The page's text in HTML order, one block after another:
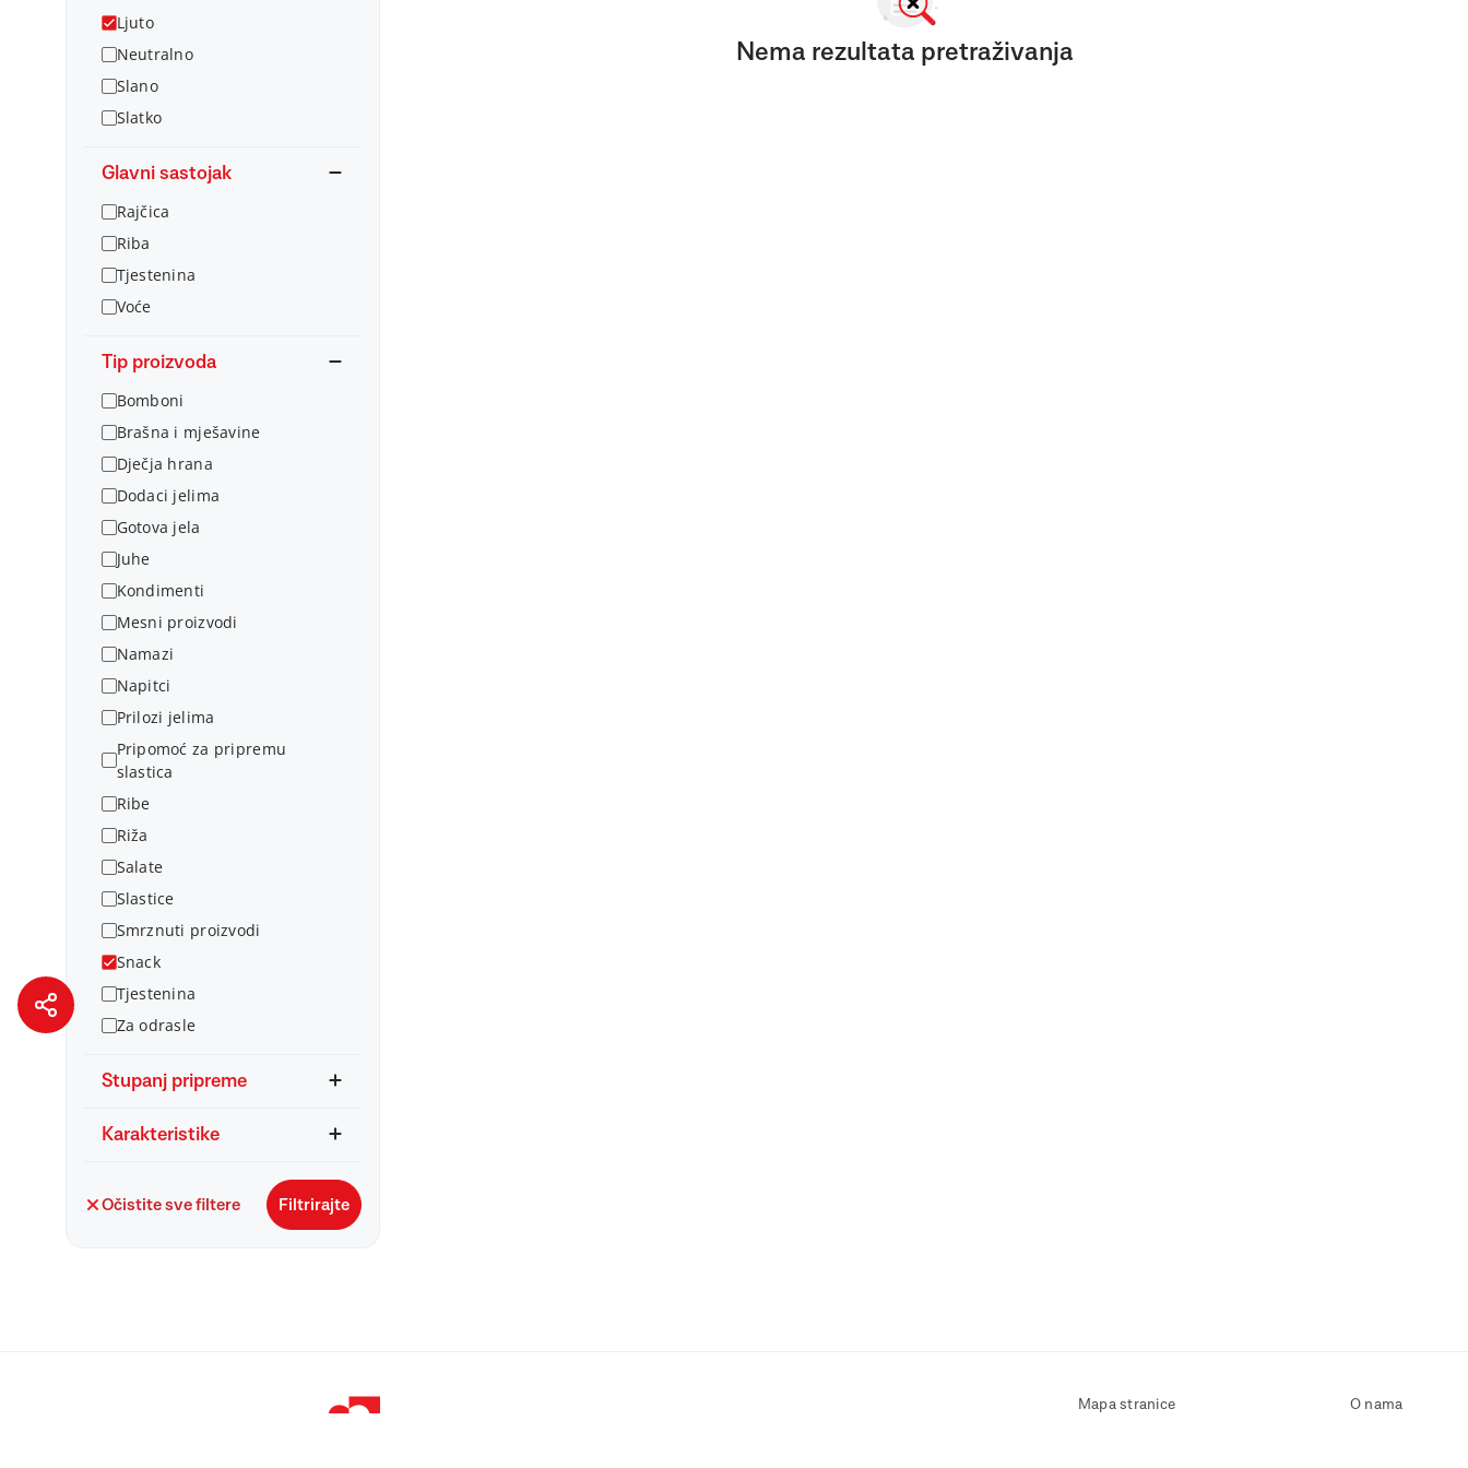
Ljuto
Neutralno
Slano
Slatko
Glavni sastojak
Rajčica
Riba
Tjestenina
Voće
Tip proizvoda
Bomboni
Brašna i mješavine
Dječja hrana
Dodaci jelima
Gotova jela
Juhe
Kondimenti
Mesni proizvodi
Namazi
Napitci
Prilozi jelima
Pripomoć za pripremu
slastica
Ribe
Riža
Salate
Slastice
Smrznuti proizvodi
Snack
Tjestenina
Za odrasle
Stupanj pripreme
Karakteristike
Očistite sve filtere Filtrirajte
Nema rezultata pretraživanja
Mapa stranice
O nama